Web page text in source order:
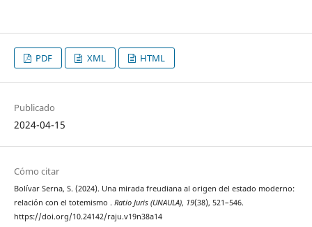
PDF XML HTML
Publicado
2024-04-15
Cómo citar
Bolívar Serna, S. (2024). Una mirada freudiana al origen del estado moderno:
relación con el totemismo . Ratio Juris (UNAULA), 19(38), 521–546.
https://doi.org/10.24142/raju.v19n38a14